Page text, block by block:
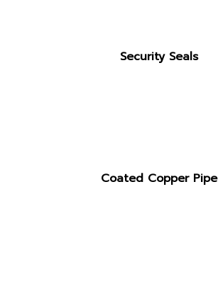
Security Seals
Coated Copper Pipe